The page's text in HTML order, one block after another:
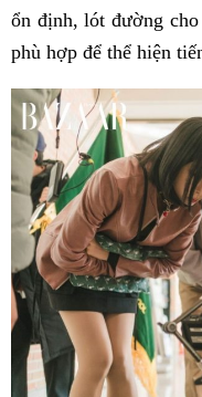
ổn định, lót đường
phù hợp để thể hiện